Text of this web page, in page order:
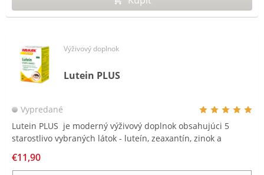
Výživový doplnok
Lutein PLUS
Vypredané
Lutein PLUS je moderný výživový doplnok obsahujúci 5
starostlivo vybraných látok - luteín, zeaxantín, zinok a
€11,90